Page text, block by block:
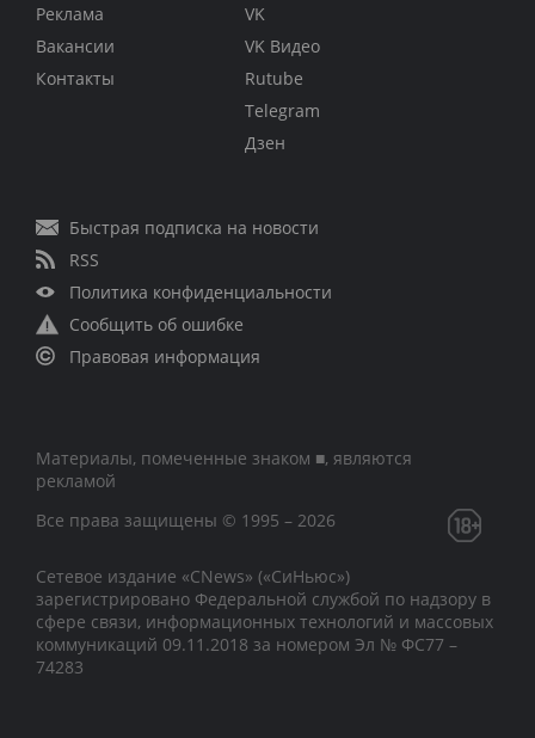
Реклама
Вакансии
Контакты
VK
VK Видео
Rutube
Telegram
Дзен
Быстрая подписка на новости
RSS
Политика конфиденциальности
Сообщить об ошибке
Правовая информация
Материалы, помеченные знаком ■, являются
рекламой
Все права защищены © 1995 – 2026
Сетевое издание «CNews» («СиНьюс»)
зарегистрировано Федеральной службой по надзору в
сфере связи, информационных технологий и массовых
коммуникаций 09.11.2018 за номером Эл № ФС77 –
74283